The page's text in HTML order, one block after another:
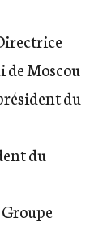
de Moscou
du
du